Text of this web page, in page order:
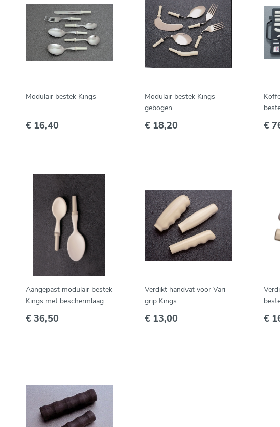
Modulair bestek Kings
€ 16,40
Modulair bestek Kings
gebogen
€ 18,20 €
Aangepast modulair bestek
Kings met beschermlaag
€ 36,50
Verdikt handvat voor Vari-
grip Kings
€ 13,00 €